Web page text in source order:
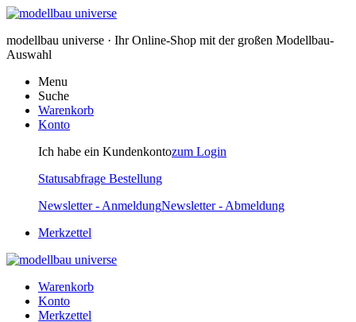
modellbau universe · Ihr Online-Shop mit der großen Modellbau-
Auswahl
Menu
Suche
Warenkorb
Konto
Ich habe ein Kundenkontozum Login
Statusabfrage Bestellung
Newsletter - AnmeldungNewsletter - Abmeldung
Merkzettel
Warenkorb
Konto
Merkzettel